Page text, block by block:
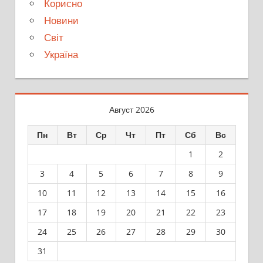
Корисно
Новини
Світ
Україна
Август 2026
Пн Вт Ср Чт Пт Сб
Вс
1
2
3
4 5 6 7 8
9
10
11 12 13 14 15
16
17
18 19 20 21 22
23
24
25 26 27 28 29
30
31